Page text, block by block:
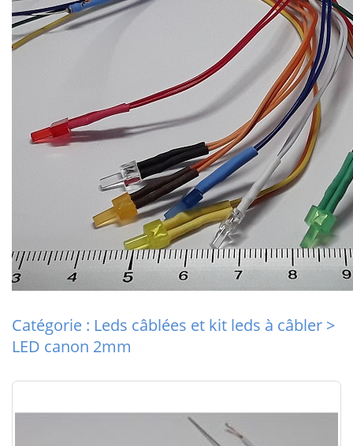
Catégorie : Leds câblées et kit leds à câbler >
LED canon 2mm